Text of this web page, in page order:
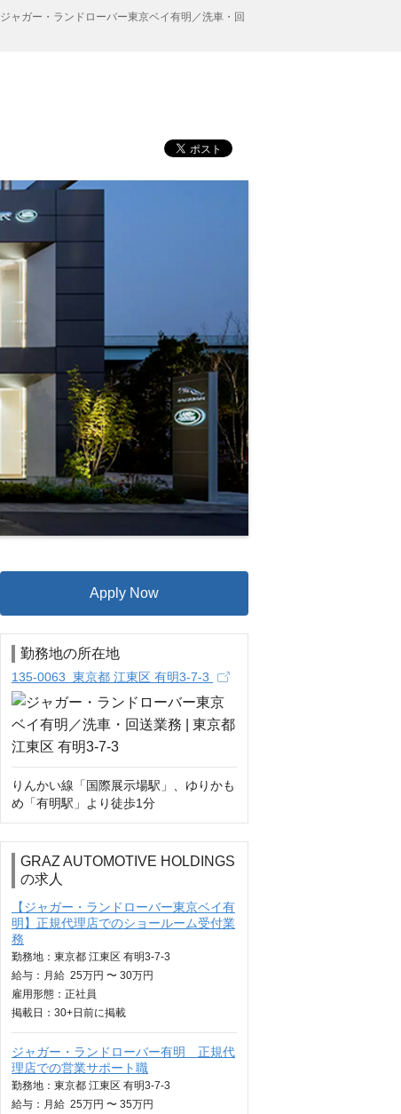
ジャガー・ランドローバー東京ベイ有明／洗車・回
Apply Now
勤務地の所在地
135-0063 東京都 江東区 有明3-7-3
りんかい線「国際展示場駅」、ゆりかも
め「有明駅」より徒歩1分
GRAZ AUTOMOTIVE HOLDINGS
の求人
【ジャガー・ランドローバー東京ベイ有
明】正規代理店でのショールーム受付業
務
勤務地：東京都 江東区 有明3-7-3
給与： 月給 25万円 〜 30万円
雇用形態：正社員
掲載日： 30+日 前に掲載
ジャガー・ランドローバー有明 正規代
理店での営業サポート職
勤務地：東京都 江東区 有明3-7-3
給与： 月給 25万円 〜 35万円